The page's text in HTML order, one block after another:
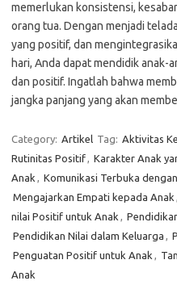
memerlukan konsistensi,
orang tua. Dengan menjadi
yang positif, dan
hari, Anda dapat mendidik anak-
dan positif. Ingatlah bahwa
jangka panjang yang akan
Category: Artikel Tag: Aktivitas
Rutinitas Positif, Karakter Anak
Anak , Komunikasi Terbuka
Mengajarkan Empati kepada Anak ,
nilai Positif untuk Anak ,
Pendidikan Nilai dalam Keluarga ,
Penguatan Positif untuk Anak ,
Anak